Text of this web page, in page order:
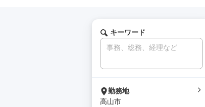
キーワード
勤務地
高山市